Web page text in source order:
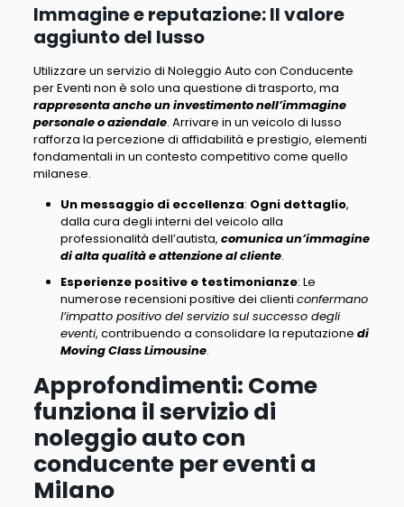
Immagine e reputazione: Il valore
aggiunto del lusso
Utilizzare un servizio di Noleggio Auto con Conducente
per Eventi non è solo una questione di trasporto, ma
rappresenta anche un investimento nell’immagine
personale o aziendale. Arrivare in un veicolo di lusso
rafforza la percezione di affidabilità e prestigio, elementi
fondamentali in un contesto competitivo come quello
milanese.
Un messaggio di eccellenza: Ogni dettaglio,
dalla cura degli interni del veicolo alla
professionalità dell’autista, comunica un’immagine
di alta qualità e attenzione al cliente.
Esperienze positive e testimonianze: Le
numerose recensioni positive dei clienti confermano
l’impatto positivo del servizio sul successo degli
eventi, contribuendo a consolidare la reputazione di
Moving Class Limousine.
Approfondimenti: Come
funziona il servizio di
noleggio auto con
conducente per eventi a
Milano